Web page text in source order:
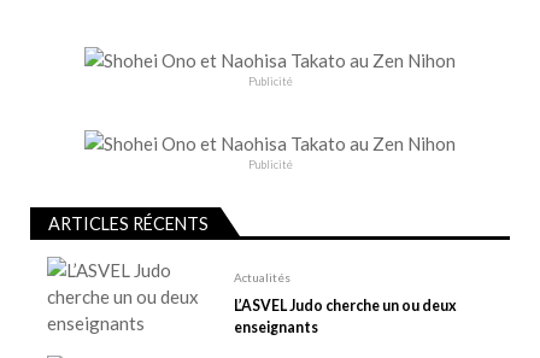
l
’
Publicité
Publicité
ARTICLES RÉCENTS
Actualités
L’ASVEL Judo cherche un ou deux
enseignants